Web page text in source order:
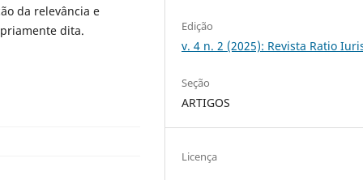
da relevância e
dita.
Edição
v. 4 n. 2 (2025): Revista Ratio
Seção
ARTIGOS
Licença